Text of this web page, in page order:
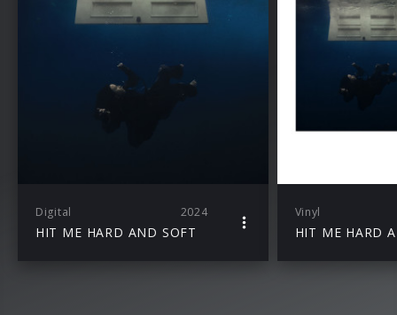
Digital 2024
HIT ME HARD AND SOFT
Vinyl
HIT ME HARD